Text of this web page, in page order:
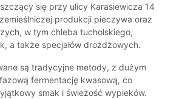
się przy ulicy Karasiewicza 14
produkcji pieczywa oraz
w tym chleba tucholskiego,
a także specjałów drożdżowych.
są tradycyjne metody, z dużym
fermentację kwasową, co
smak i świeżość wypieków.